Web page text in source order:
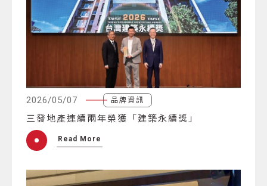
2026/05/07 品牌資訊
三發地產連續兩年榮獲「建築永續獎」
Read More